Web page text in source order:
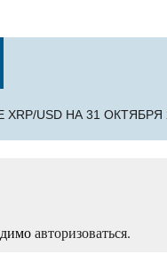
USD НА 31 ОКТЯБРЯ
авторизоваться.